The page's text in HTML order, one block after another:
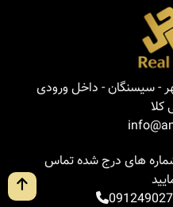
- سیسنگان - داخل ورودی
کلا
های درج شده تماس